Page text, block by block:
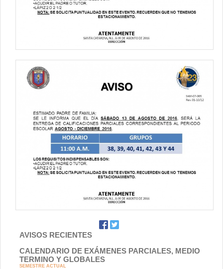
AVISOS RECIENTES
CALENDARIO DE EXÁMENES PARCIALES, MEDIO
TERMINO Y GLOBALES
SEMESTRE ACTUAL